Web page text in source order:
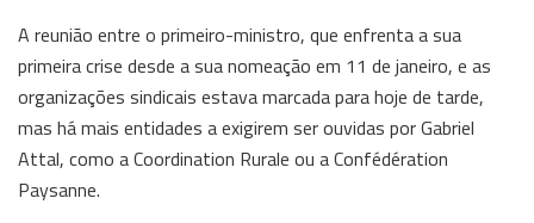
A reunião entre o primeiro-ministro, que enfrenta a sua
primeira crise desde a sua nomeação em 11 de janeiro, e as
organizações sindicais estava marcada para hoje de tarde,
mas há mais entidades a exigirem ser ouvidas por Gabriel
Attal, como a Coordination Rurale ou a Confédération
Paysanne.